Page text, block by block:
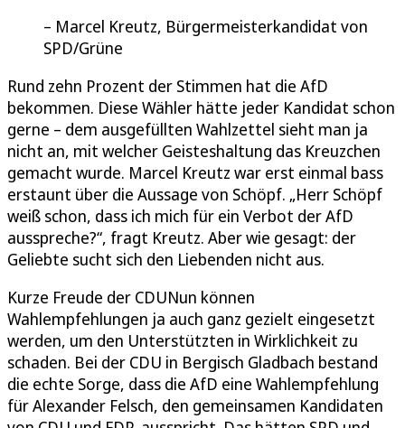
Marcel Kreutz, Bürgermeisterkandidat von
SPD/Grüne
Rund zehn Prozent der Stimmen hat die AfD
bekommen. Diese Wähler hätte jeder Kandidat schon
gerne – dem ausgefüllten Wahlzettel sieht man ja
nicht an, mit welcher Geisteshaltung das Kreuzchen
gemacht wurde. Marcel Kreutz war erst einmal bass
erstaunt über die Aussage von Schöpf. „Herr Schöpf
weiß schon, dass ich mich für ein Verbot der AfD
ausspreche?“, fragt Kreutz. Aber wie gesagt: der
Geliebte sucht sich den Liebenden nicht aus.
Kurze Freude der CDUNun können
Wahlempfehlungen ja auch ganz gezielt eingesetzt
werden, um den Unterstützten in Wirklichkeit zu
schaden. Bei der CDU in Bergisch Gladbach bestand
die echte Sorge, dass die AfD eine Wahlempfehlung
für Alexander Felsch, den gemeinsamen Kandidaten